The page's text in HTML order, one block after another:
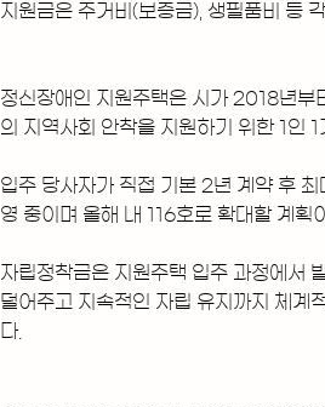
지원금은 주거비(보증금), 생필품비 등
정신장애인 지원주택은 시가 2018년부
의 지역사회 안착을 지원하기 위한 1인 1
입주 당사자가 직접 기본 2년 계약 후
영 중이며 올해 내 116호로 확대할 계획
자립정착금은 지원주택 입주 과정에서
덜어주고 지속적인 자립 유지까지 체계
다.